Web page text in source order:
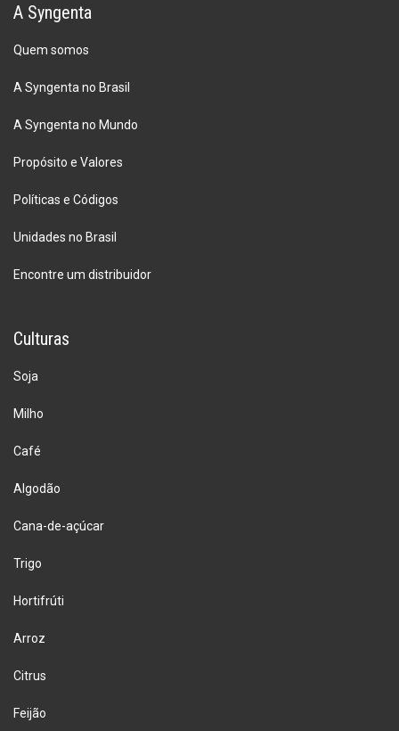
A Syngenta
Quem somos
A Syngenta no Brasil
A Syngenta no Mundo
Propósito e Valores
Políticas e Códigos
Unidades no Brasil
Encontre um distribuidor
Culturas
Soja
Milho
Café
Algodão
Cana-de-açúcar
Trigo
Hortifrúti
Arroz
Citrus
Feijão